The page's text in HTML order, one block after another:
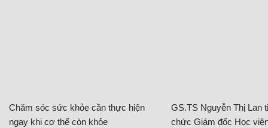
Chăm sóc sức khỏe cần thực hiện
ngay khi cơ thể còn khỏe
GS.TS Nguyễn Thị Lan
chức Giám đốc Học